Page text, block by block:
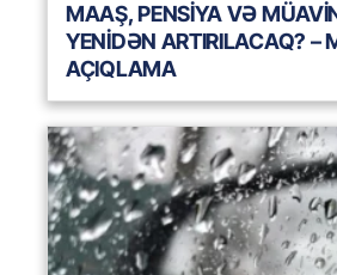
MAAŞ, PENSİYA VƏ
YENİDƏN ARTIRILACAQ? –
AÇIQLAMA